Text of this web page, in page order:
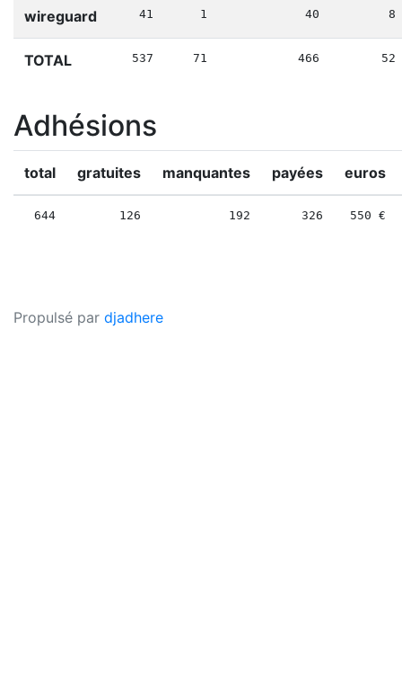
wireguard 41 1 40 8
TOTAL 537 71 466 52
Adhésions
total gratuites manquantes payées euros
644 126 192 326 550
Propulsé par djadhere